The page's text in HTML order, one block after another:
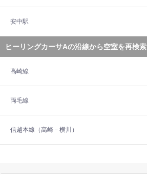
安中駅
ヒーリングカーサAの沿線から空室を再検索
高崎線
両毛線
信越本線（高崎－横川）